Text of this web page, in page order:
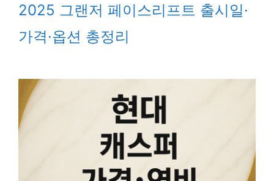
2025 그랜저 페이스리프트 출시일·
가격·옵션 총정리